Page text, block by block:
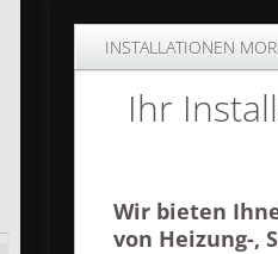
INSTALLATIONEN
Ihr
Wir bieten
von Heizung-,